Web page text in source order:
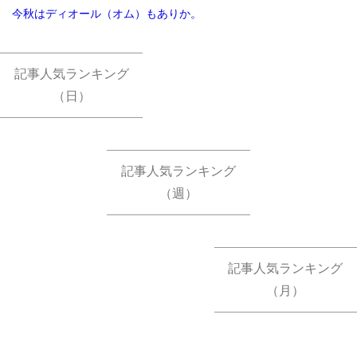
今秋はディオール（オム）もありか。
記事人気ランキング
（日）
記事人気ランキング
（週）
記事人気ランキング
（月）